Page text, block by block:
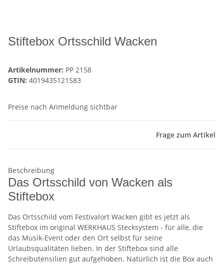
Stiftebox Ortsschild Wacken
Artikelnummer: PP 2158
GTIN: 4019435121583
Preise nach Anmeldung sichtbar
Frage zum Artikel
Beschreibung
Das Ortsschild von Wacken als
Stiftebox
Das Ortsschild vom Festivalort Wacken gibt es jetzt als
Stiftebox im original WERKHAUS Stecksystem - für alle, die
das Musik-Event oder den Ort selbst für seine
Urlaubsqualitäten lieben. In der Stiftebox sind alle
Schreibutensilien gut aufgehoben. Natürlich ist die Box auch